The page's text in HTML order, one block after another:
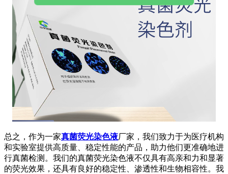
总之，作为一家真菌荧光染色液厂家，我们致力于为医疗机构
和实验室提供高质量、稳定性能的产品，助力他们更准确地进
行真菌检测。我们的真菌荧光染色液不仅具有高亲和力和显著
的荧光效果，还具有良好的稳定性、渗透性和生物相容性。我